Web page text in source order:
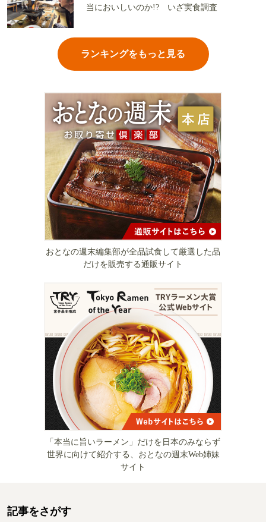
当においしいのか!? いざ実食調査
ランキングをもっと見る
おとなの週末編集部が全品試食して厳選した品
だけを販売する通販サイト
「本当に旨いラーメン」だけを日本のみならず
世界に向けて紹介する、おとなの週末Web姉妹
サイト
記事をさがす